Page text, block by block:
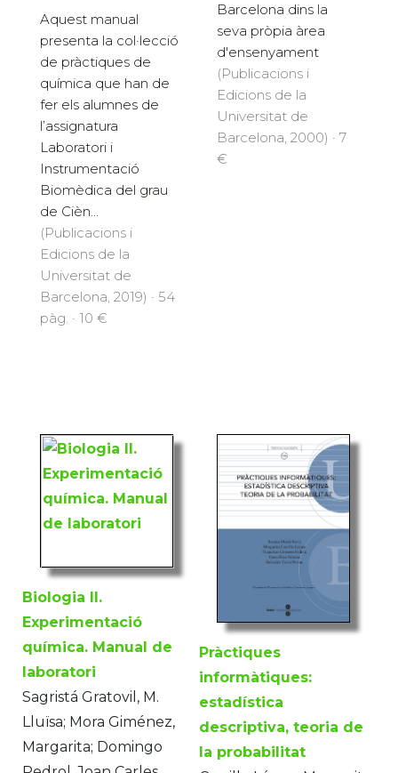
Aquest manual
presenta la col·lecció
de pràctiques de
química que han de
fer els alumnes de
l’assignatura
Laboratori i
Instrumentació
Biomèdica del grau
de Cièn...
(Publicacions i
Edicions de la
Universitat de
Barcelona, 2019) · 54
pàg. · 10 €
Barcelona dins la
seva pròpia àrea
d'ensenyament
(Publicacions i
Edicions de la
Universitat de
Barcelona, 2000) · 7
€
Biologia II.
Experimentació
química. Manual de
laboratori
Sagristá Gratovil, M.
Lluïsa; Mora Giménez,
Margarita; Domingo
Pràctiques
informàtiques:
estadística
descriptiva, teoria de
la probabilitat